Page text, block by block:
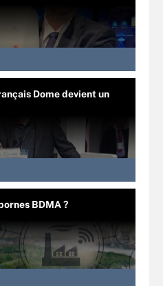
Dome devient un
BDMA ?